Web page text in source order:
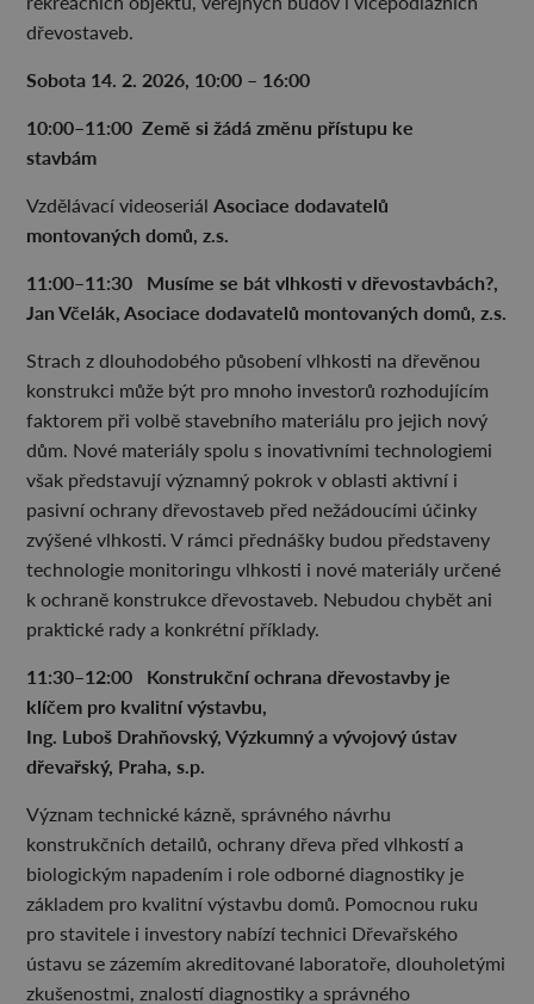
dřevostaveb.
Sobota 14. 2. 2026, 10:00 – 16:00
10:00–⁠11:00 Země sižádá změnu přístupu ke
stavbám
Vzdělávací videoseriálAsociace dodavatelů
montovaných domů, z.s.
11:00–11:30 Musíme se bát vlhkosti v dřevostavbách?,
Jan Včelák, Asociace dodavatelů montovaných domů, z.s.
Strach z dlouhodobého působení vlhkosti na dřevěnou
konstrukci může být pro mnoho investorů rozhodujícím
faktorem při volbě stavebního materiálu pro jejich nový
dům. Nové materiály spolu s inovativními technologiemi
však představují významný pokrok v oblasti aktivní i
pasivní ochrany dřevostaveb před nežádoucími účinky
zvýšené vlhkosti. V rámci přednášky budou představeny
technologie monitoringu vlhkosti i nové materiály určené
k ochraně konstrukce dřevostaveb. Nebudou chybět ani
praktické rady a konkrétní příklady.
11:30–12:00 Konstrukční ochrana dřevostavby je
klíčem pro kvalitní výstavbu,
Ing. Luboš Drahňovský, Výzkumný a vývojový ústav
dřevařský, Praha, s.p.
Význam technické kázně, správného návrhu
konstrukčních detailů, ochrany dřeva před vlhkostí a
biologickým napadením i role odborné diagnostiky je
základem pro kvalitní výstavbu domů. Pomocnou ruku
pro stavitele i investory nabízí technici Dřevařského
ústavu se zázemím akreditované laboratoře, dlouholetými
zkušenostmi, znalostí diagnostiky a správného